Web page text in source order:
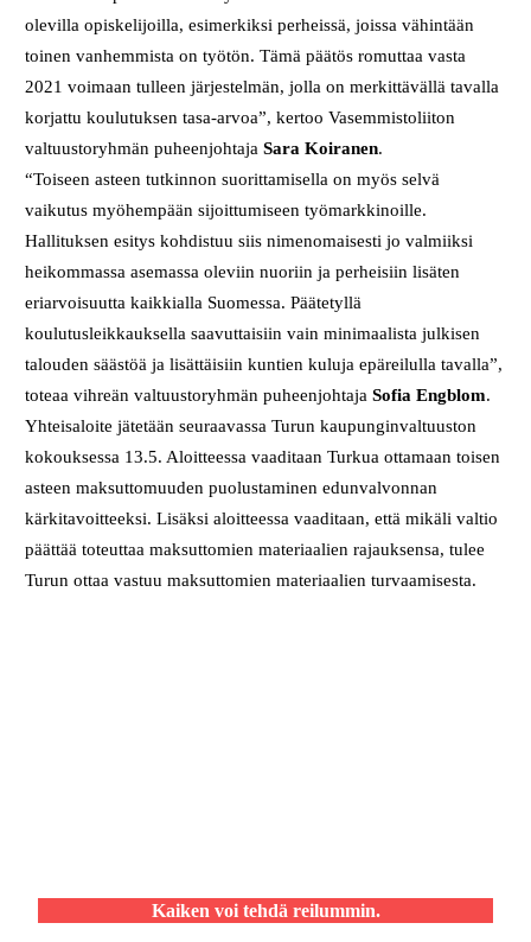
olevilla opiskelijoilla, esimerkiksi perheissä, joissa vähintään
toinen vanhemmista on työtön. Tämä päätös romuttaa vasta
2021 voimaan tulleen järjestelmän, jolla on merkittävällä tavalla
korjattu koulutuksen tasa-arvoa”, kertoo Vasemmistoliiton
valtuustoryhmän puheenjohtajaSara Koiranen.
“Toiseen asteen tutkinnon suorittamisella on myös selvä
vaikutus myöhempään sijoittumiseen työmarkkinoille.
Hallituksen esitys kohdistuu siis nimenomaisesti jo valmiiksi
heikommassa asemassa oleviin nuoriin ja perheisiin lisäten
eriarvoisuutta kaikkialla Suomessa. Päätetyllä
koulutusleikkauksella saavuttaisiin vain minimaalista julkisen
talouden säästöä ja lisättäisiin kuntien kuluja epäreilulla tavalla”,
toteaa vihreän valtuustoryhmän puheenjohtajaSofia Engblom.
Yhteisaloite jätetään seuraavassa Turun kaupunginvaltuuston
kokouksessa 13.5. Aloitteessa vaaditaan Turkua ottamaan toisen
asteen maksuttomuuden puolustaminen edunvalvonnan
kärkitavoitteeksi. Lisäksi aloitteessa vaaditaan, että mikäli valtio
päättää toteuttaa maksuttomien materiaalien rajauksensa, tulee
Turun ottaa vastuu maksuttomien materiaalien turvaamisesta.
Kaiken voi tehdä reilummin.